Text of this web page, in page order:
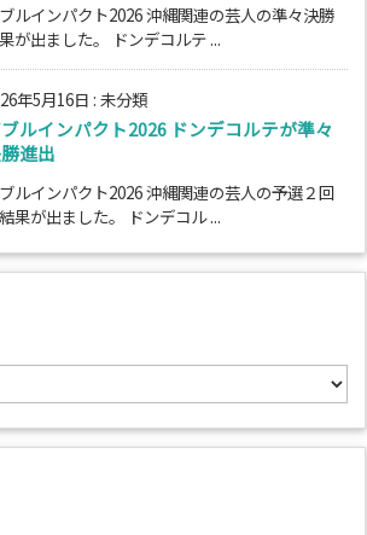
ルインパクト2026 沖縄関連の芸人の準々決勝
が出ました。 ドンデコルテ ...
年5月16日 : 未分類
ルインパクト2026 ドンデコルテが準々
進出
ルインパクト2026 沖縄関連の芸人の予選２回
果が出ました。 ドンデコル ...